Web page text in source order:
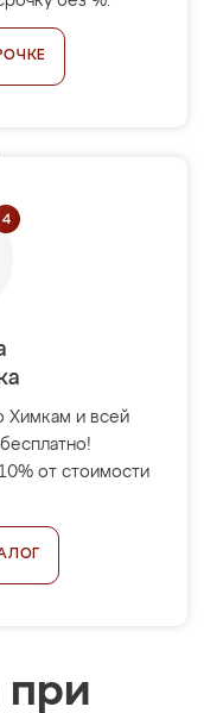
Химкам и всей
от стоимости
при